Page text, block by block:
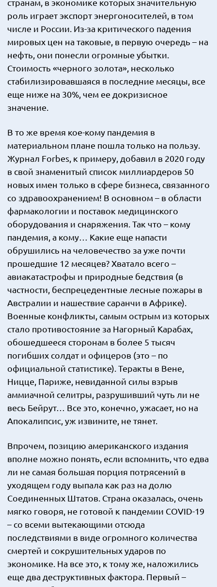
странам, в экономике которых значительную
роль играет экспорт энергоносителей, в том
числе и России. Из-за критического падения
мировых цен на таковые, в первую очередь – на
нефть, они понесли огромные убытки.
Стоимость «черного золота», несколько
стабилизировавшаяся в последние месяцы, все
еще ниже на 30%, чем ее докризисное
значение.
В то же время кое-кому пандемия в
материальном плане пошла только на пользу.
Журнал Forbes, к примеру, добавил в 2020 году
в свой знаменитый список миллиардеров 50
новых имен только в сфере бизнеса, связанного
со здравоохранением! В основном – в области
фармакологии и поставок медицинского
оборудования и снаряжения. Так что – кому
пандемия, а кому… Какие еще напасти
обрушились на человечество за уже почти
прошедшие 12 месяцев? Хватало всего –
авиакатастрофы и природные бедствия (в
частности, беспрецедентные лесные пожары в
Австралии и нашествие саранчи в Африке).
Военные конфликты, самым острым из которых
стало противостояние за Нагорный Карабах,
обошедшееся сторонам в более 5 тысяч
погибших солдат и офицеров (это – по
официальной статистике). Теракты в Вене,
Ницце, Париже, невиданной силы взрыв
аммиачной селитры, разрушивший чуть ли не
весь Бейрут… Все это, конечно, ужасает, но на
Апокалипсис, уж извините, не тянет.
Впрочем, позицию американского издания
вполне можно понять, если вспомнить, что едва
ли не самая большая порция потрясений в
уходящем году выпала как раз на долю
Соединенных Штатов. Страна оказалась, очень
мягко говоря, не готовой к пандемии COVID-19
– со всеми вытекающими отсюда
последствиями в виде огромного количества
смертей и сокрушительных ударов по
экономике. На все это, к тому же, наложились
еще два деструктивных фактора. Первый –